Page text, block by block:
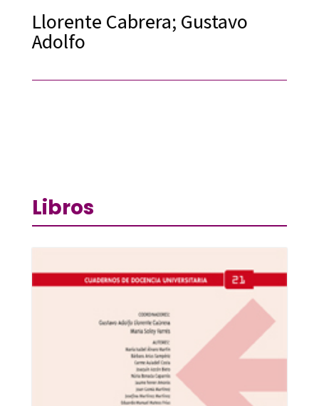
Llorente Cabrera; Gustavo
Adolfo
Libros